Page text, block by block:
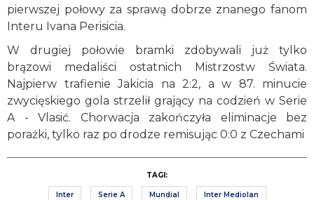
pierwszej połowy za sprawą dobrze znanego fanom
Interu Ivana Perisicia.
W drugiej połowie bramki zdobywali już tylko
brązowi medaliści ostatnich Mistrzostw Świata.
Najpierw trafienie Jakicia na 2:2, a w 87. minucie
zwycięskiego gola strzelił grający na codzień w Serie
A - Vlasić. Chorwacja zakończyła eliminacje bez
porażki, tylko raz po drodze remisując 0:0 z Czechami
TAGI:
Inter Serie A Mundial Inter Mediolan